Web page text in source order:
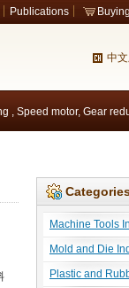
Publications
中
, Speed motor, Gear
Machine Tools
Mold and Die
Plastic and